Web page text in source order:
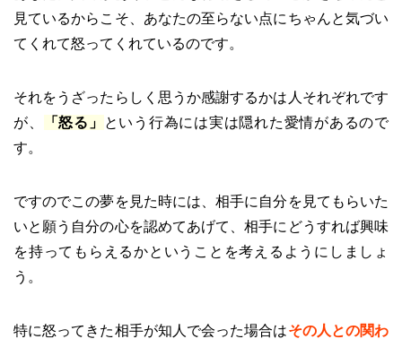
見ているからこそ、あなたの至らない点にちゃんと気づい
てくれて怒ってくれているのです。
それをうざったらしく思うか感謝するかは人それぞれです
が、
「怒る」
という行為には実は隠れた愛情があるので
す。
ですのでこの夢を見た時には、相手に自分を見てもらいた
いと願う自分の心を認めてあげて、相手にどうすれば興味
を持ってもらえるかということを考えるようにしましょ
う。
特に怒ってきた相手が知人で会った場合はその人との関わ